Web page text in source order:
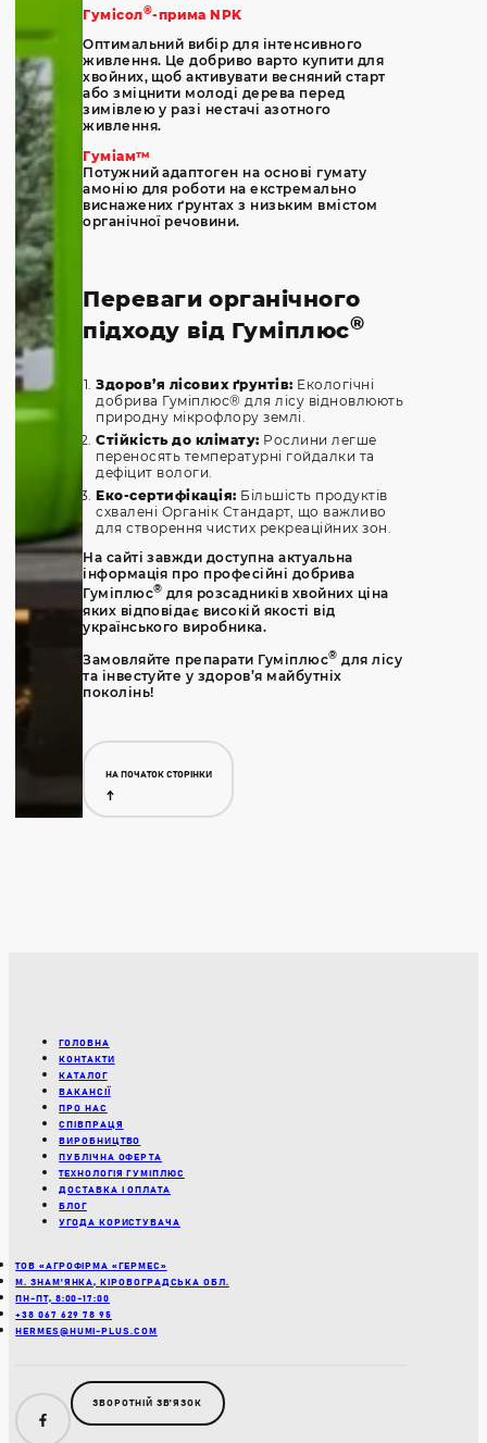
Гумісол®-прима NPK
Оптимальний вибір для інтенсивного
живлення. Це добриво варто купити для
хвойних, щоб активувати весняний старт
або зміцнити молоді дерева перед
зимівлею у разі нестачі азотного
живлення.
Гуміам™
Потужний адаптоген на основі гумату
амонію для роботи на екстремально
виснажених ґрунтах з низьким вмістом
органічної речовини.
Переваги органічного
підходу від Гуміплюс®
Здоров’я лісових ґрунтів: Екологічні
добрива Гуміплюс® для лісу відновлюють
природну мікрофлору землі.
Стійкість до клімату: Рослини легше
переносять температурні гойдалки та
дефіцит вологи.
Еко-сертифікація: Більшість продуктів
схвалені Органік Стандарт, що важливо
для створення чистих рекреаційних зон.
На сайті завжди доступна актуальна
інформація про професійні добрива
Гуміплюс® для розсадників хвойних ціна
яких відповідає високій якості від
українського виробника.
Замовляйте препарати Гуміплюс® для лісу
та інвестуйте у здоров’я майбутніх
поколінь!
НА ПОЧАТОК СТОРІНКИ
ГОЛОВНА
КОНТАКТИ
КАТАЛОГ
ВАКАНСІЇ
ПРО НАС
СПІВПРАЦЯ
ВИРОБНИЦТВО
ПУБЛІЧНА ОФЕРТА
ТЕХНОЛОГІЯ ГУМІПЛЮС
ДОСТАВКА І ОПЛАТА
БЛОГ
УГОДА КОРИСТУВАЧА
ТОВ «АГРОФІРМА «ГЕРМЕС»
М. ЗНАМ’ЯНКА, КІРОВОГРАДСЬКА ОБЛ.
ПН-ПТ, 8:00-17:00
+38 067 629 78 95
HERMES@HUMI-PLUS.COM
Facebook
ЗВОРОТНІЙ ЗВʼЯЗОК